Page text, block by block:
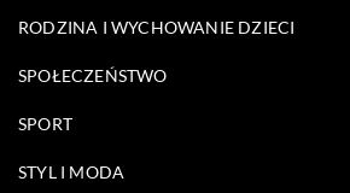
RODZINA I WYCHOWANIE DZIECI
SPOŁECZEŃSTWO
SPORT
STYL I MODA